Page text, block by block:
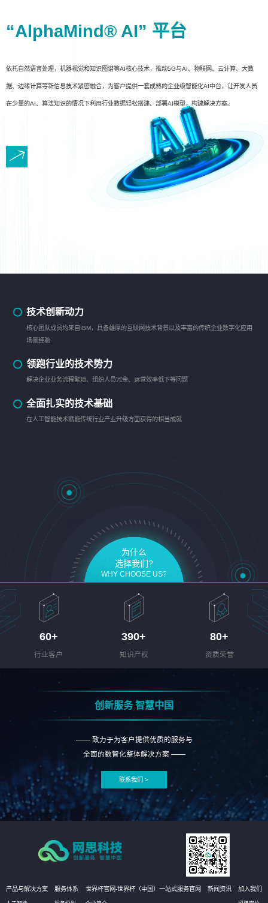
“AlphaMind® AI” 平台
依托自然语言处理，机器视觉和知识图谱等AI核心技术，推动5G与AI、物联网、云计算、大数
据、边缘计算等新信息技术紧密融合，为客户提供一套成熟的企业级智能化AI中台，让开发人员
在少量的AI、算法知识的情况下利用行业数据轻松搭建、部署AI模型，构建解决方案。
技术创新动力
核心团队成员均来自IBM，具备雄厚的互联网技术背景以及丰富的传统企业数字化应用
场景经验
领跑行业的技术势力
解决企业业务流程繁琐、组织人员冗余、运营效率低下等问题
全面扎实的技术基础
在人工智能技术赋能传统行业产业升级方面获得的相当成就
为什么
选择我们?
WHY CHOOSE US?
60+
行业客户
390+
知识产权
80+
资质荣誉
创新服务 智慧中国
—— 致力于为客户提供优质的服务与
全面的数智化整体解决方案 ——
联系我们 >
产品与解决方案 服务体系 世界杯官网-世界杯（中国）一站式服务官网 新闻资讯 加入我们